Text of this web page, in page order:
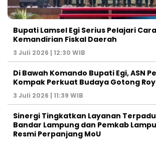
Bupati Lamsel Egi Serius Pelajari
Kemandirian Fiskal Daerah
3 Juli 2026 | 12:30 WIB
Di Bawah Komando Bupati Egi, ASN
Kompak Perkuat Budaya Gotong
3 Juli 2026 | 11:39 WIB
Sinergi Tingkatkan Layanan Terpadu,
Bandar Lampung dan Pemkab
Resmi Perpanjang MoU